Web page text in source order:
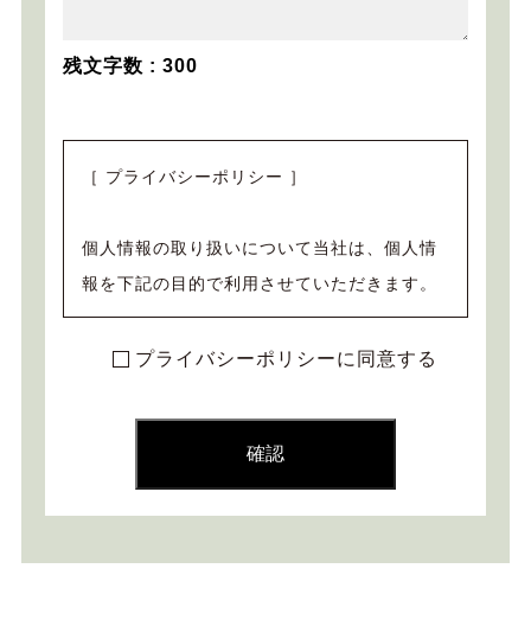
残文字数 : 300
［ プライバシーポリシー ］
個人情報の取り扱いについて当社は、個人情
報を下記の目的で利用させていただきます。
(1) 不動産の売買契約又は賃貸借契約の相手
理等に関する契約（連帯保証契約を含む）を
締結すること及び契約に基づく役務を提供す
(2) 不動産の売買、賃貸借、仲介、管理等に
プライバシーポリシーに同意する